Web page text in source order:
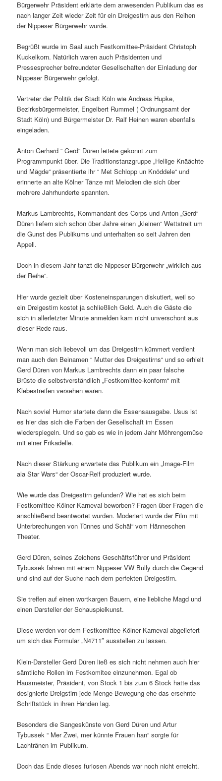
Bürgerwehr Präsident erklärte dem anwesenden Publikum das es
nach langer Zeit wieder Zeit für ein Dreigestirn aus den Reihen
der Nippeser Bürgerwehr wurde.
Begrüßt wurde im Saal auch Festkomittee-Präsident Christoph
Kuckelkorn. Natürlich waren auch Präsidenten und
Pressesprecher befreundeter Gesellschaften der Einladung der
Nippeser Bürgerwehr gefolgt.
Vertreter der Politik der Stadt Köln wie Andreas Hupke,
Bezirksbürgermeister, Engelbert Rummel ( Ordnungsamt der
Stadt Köln) und Bürgermeister Dr. Ralf Heinen waren ebenfalls
eingeladen.
Anton Gerhard “ Gerd“ Düren leitete gekonnt zum
Programmpunkt über. Die Traditionstanzgruppe „Hellige Knäächte
und Mägde“ präsentierte ihr “ Met Schlopp un Knöddele“ und
erinnerte an alte Kölner Tänze mit Melodien die sich über
mehrere Jahrhunderte spannten.
Markus Lambrechts, Kommandant des Corps und Anton „Gerd“
Düren liefern sich schon über Jahre einen „kleinen“ Wettstreit um
die Gunst des Publikums und unterhalten so seit Jahren den
Appell.
Doch in diesem Jahr tanzt die Nippeser Bürgerwehr „wirklich aus
der Reihe“.
Hier wurde gezielt über Kosteneinsparungen diskutiert, weil so
ein Dreigestirn kostet ja schließlich Geld. Auch die Gäste die
sich in allerletzter Minute anmelden kam nicht unverschont aus
dieser Rede raus.
Wenn man sich liebevoll um das Dreigestirn kümmert verdient
man auch den Beinamen “ Mutter des Dreigestirns“ und so erhielt
Gerd Düren von Markus Lambrechts dann ein paar falsche
Brüste die selbstverständlich „Festkomittee-konform“ mit
Klebestreifen versehen waren.
Nach soviel Humor startete dann die Essensausgabe. Usus ist
es hier das sich die Farben der Gesellschaft im Essen
wiederspiegeln. Und so gab es wie in jedem Jahr Möhrengemüse
mit einer Frikadelle.
Nach dieser Stärkung erwartete das Publikum ein „Image-Film
ala Star Wars“ der Oscar-Reif produziert wurde.
Wie wurde das Dreigestirn gefunden? Wie hat es sich beim
Festkomittee Kölner Karneval beworben? Fragen über Fragen die
anschließend beantwortet wurden. Moderiert wurde der Film mit
Unterbrechungen von Tünnes und Schäl“ vom Hänneschen
Theater.
Gerd Düren, seines Zeichens Geschäftsführer und Präsident
Tybussek fahren mit einem Nippeser VW Bully durch die Gegend
und sind auf der Suche nach dem perfekten Dreigestirn.
Sie treffen auf einen wortkargen Bauern, eine liebliche Magd und
einen Darsteller der Schauspielkunst.
Diese werden vor dem Festkomittee Kölner Karneval abgeliefert
um sich das Formular „N4711″ ausstellen zu lassen.
Klein-Darsteller Gerd Düren ließ es sich nicht nehmen auch hier
sämtliche Rollen im Festkomitee einzunehmen. Egal ob
Hausmeister, Präsident, von Stock 1 bis zum 6 Stock hatte das
designierte Dreigstirn jede Menge Bewegung ehe das ersehnte
Schriftstück in ihren Händen lag.
Besonders die Sangeskünste von Gerd Düren und Artur
Tybussek “ Mer Zwei, mer künnte Frauen han“ sorgte für
Lachtränen im Publikum.
Doch das Ende dieses furiosen Abends war noch nicht erreicht.